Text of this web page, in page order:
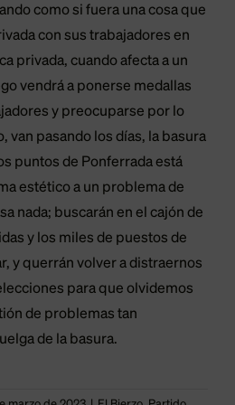
como si fuera una cosa que
con sus trabajadores en
privada, cuando afecta a un
vendrá a ponerse medallas
y preocuparse por lo
van pasando los días, la basura
puntos de Ponferrada está
estético a un problema de
nada; buscarán en el cajón de
y los miles de puestos de
y querrán volver a distraernos
para que olvidemos
de problemas tan
de la basura.